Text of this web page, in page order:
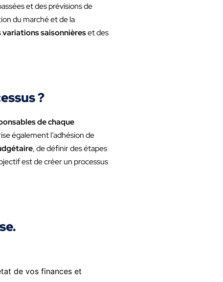
et des prévisions de
du marché et de la
variations saisonnièreset des
?
de chaque
également l’adhésion de
, de définir des étapes
est de créer un processus
de vos finances et